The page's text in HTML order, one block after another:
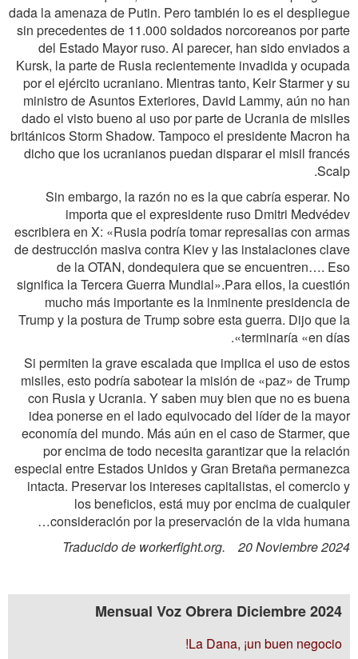
dada la amenaza de Putin. Pero también lo es el despliegue
sin precedentes de 11.000 soldados norcoreanos por parte
del Estado Mayor ruso. Al parecer, han sido enviados a
Kursk, la parte de Rusia recientemente invadida y ocupada
por el ejército ucraniano. Mientras tanto, Keir Starmer y su
ministro de Asuntos Exteriores, David Lammy, aún no han
dado el visto bueno al uso por parte de Ucrania de misiles
británicos Storm Shadow. Tampoco el presidente Macron ha
dicho que los ucranianos puedan disparar el misil francés
Scalp.
Sin embargo, la razón no es la que cabría esperar. No
importa que el expresidente ruso Dmitri Medvédev
escribiera en X: «Rusia podría tomar represalias con armas
de destrucción masiva contra Kiev y las instalaciones clave
de la OTAN, dondequiera que se encuentren…. Eso
significa la Tercera Guerra Mundial».Para ellos, la cuestión
mucho más importante es la inminente presidencia de
Trump y la postura de Trump sobre esta guerra. Dijo que la
terminaría «en días».
Si permiten la grave escalada que implica el uso de estos
misiles, esto podría sabotear la misión de «paz» de Trump
con Rusia y Ucrania. Y saben muy bien que no es buena
idea ponerse en el lado equivocado del líder de la mayor
economía del mundo. Más aún en el caso de Starmer, que
por encima de todo necesita garantizar que la relación
especial entre Estados Unidos y Gran Bretaña permanezca
intacta. Preservar los intereses capitalistas, el comercio y
los beneficios, está muy por encima de cualquier
consideración por la preservación de la vida humana…
Traducido de workerfight.org. 20 Noviembre 2024
Mensual Voz Obrera Diciembre 2024
La Dana, ¡un buen negocio!